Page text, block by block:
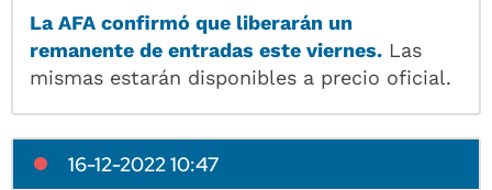
La AFA confirmó que liberarán un
remanente de entradas este viernes. Las
mismas estarán disponibles a precio oficial.
16-12-2022 10:47